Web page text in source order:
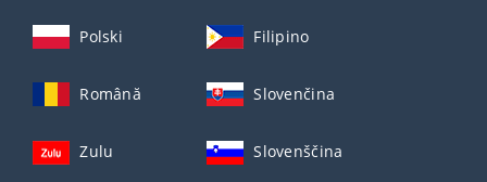
Polski Filipino
Română Slovenčina
Zulu Slovenščina